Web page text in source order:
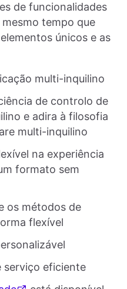
de funcionalidades
tempo que
únicos e as
multi-inquilino
de controlo de
e adira à filosofia
multi-inquilino
na experiência
formato sem
os métodos de
flexível
serviço eficiente